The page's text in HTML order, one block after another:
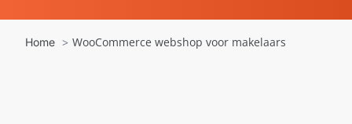
Home WooCommerce webshop voor makelaars